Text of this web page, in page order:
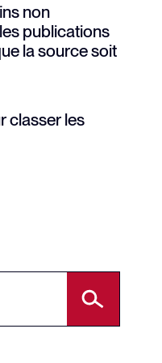
non
publications
la source soit
classer les